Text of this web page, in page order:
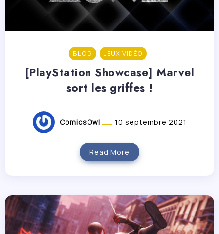
BLOG JEUX VIDÉO
[PlayStation Showcase] Marvel
sort les griffes !
ComicsOwl 10 septembre 2021
Read More